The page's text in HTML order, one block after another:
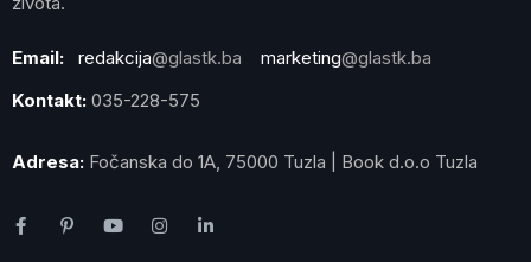
Email: redakcija@glastk.ba marketing@glastk.ba
Kontakt: 035-228-575
Adresa: Fočanska do 1A, 75000 Tuzla | Book d.o.o Tuzla